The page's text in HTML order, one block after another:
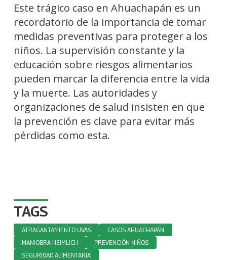
Este trágico caso en Ahuachapán es un
recordatorio de la importancia de tomar
medidas preventivas para proteger a los
niños. La supervisión constante y la
educación sobre riesgos alimentarios
pueden marcar la diferencia entre la vida
y la muerte. Las autoridades y
organizaciones de salud insisten en que
la prevención es clave para evitar más
pérdidas como esta.
TAGS
ATRAGANTAMIENTO UVAS
CASOS AHUACHAPÁN
MANIOBRA HEIMLICH
PREVENCIÓN NIÑOS
SEGURIDAD ALIMENTARIA